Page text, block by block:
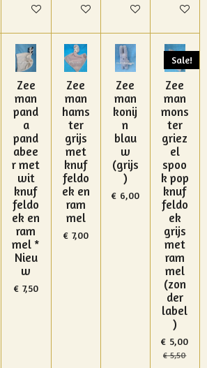
In winkelwagenIn winkelwagenIn winkelwagen
In
Zee
man
pand
a
pand
abee
r met
wit
knuf
feldo
ek en
ram
mel *
Nieu
w
€ 7,50
Zee
man
hams
ter
grijs
met
knuf
feldo
ek en
ram
mel
€ 7,00
Zee
man
konij
n
blau
w
(grijs
)
€ 6,00
Sale!
Zee
man
mons
ter
griez
el
spoo
k pop
knuf
feldo
ek
grijs
met
ram
mel
(zon
der
label
)
€ 5,00
€ 5,50